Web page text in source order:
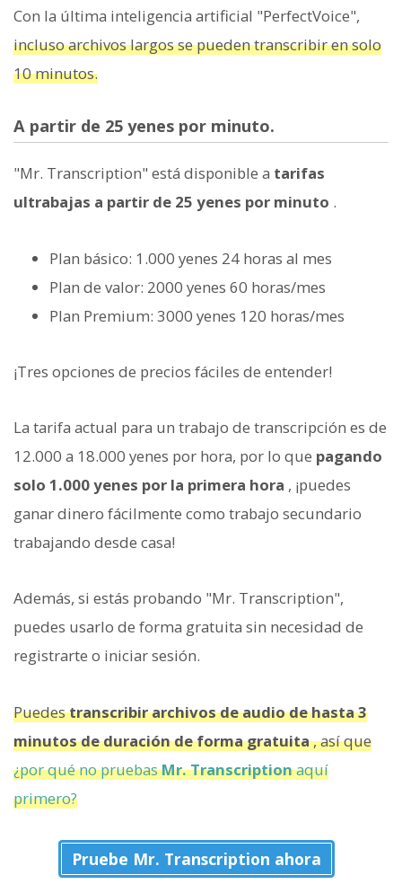
Con la última inteligencia artificial "PerfectVoice",
incluso archivos largos se pueden transcribir en solo
10 minutos.
A partir de 25 yenes por minuto.
"Mr. Transcription" está disponible a tarifas
ultrabajas a partir de 25 yenes por minuto .
Plan básico: 1.000 yenes 24 horas al mes
Plan de valor: 2000 yenes 60 horas/mes
Plan Premium: 3000 yenes 120 horas/mes
¡Tres opciones de precios fáciles de entender!
La tarifa actual para un trabajo de transcripción es de
12.000 a 18.000 yenes por hora, por lo que pagando
solo 1.000 yenes por la primera hora , ¡puedes
ganar dinero fácilmente como trabajo secundario
trabajando desde casa!
Además, si estás probando "Mr. Transcription",
puedes usarlo de forma gratuita sin necesidad de
registrarte o iniciar sesión.
Puedestranscribir archivos de audio de hasta 3
minutos de duración de forma gratuita, así que
¿por qué no pruebasMr. Transcriptionaquí
primero?
Pruebe Mr. Transcription ahora